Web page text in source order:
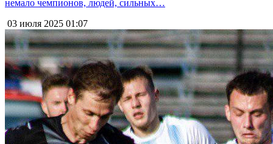
немало чемпионов, людей, сильных…
03 июля 2025 01:07